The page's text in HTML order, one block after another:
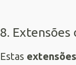
8.
Estas